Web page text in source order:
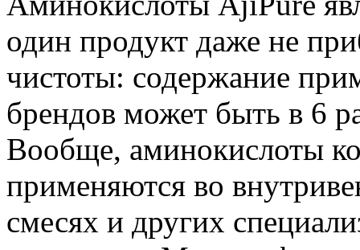
один продукт даже не
чистоты: содержание
брендов может быть в 6
Вообще, аминокислоты
применяются во
смесях и других